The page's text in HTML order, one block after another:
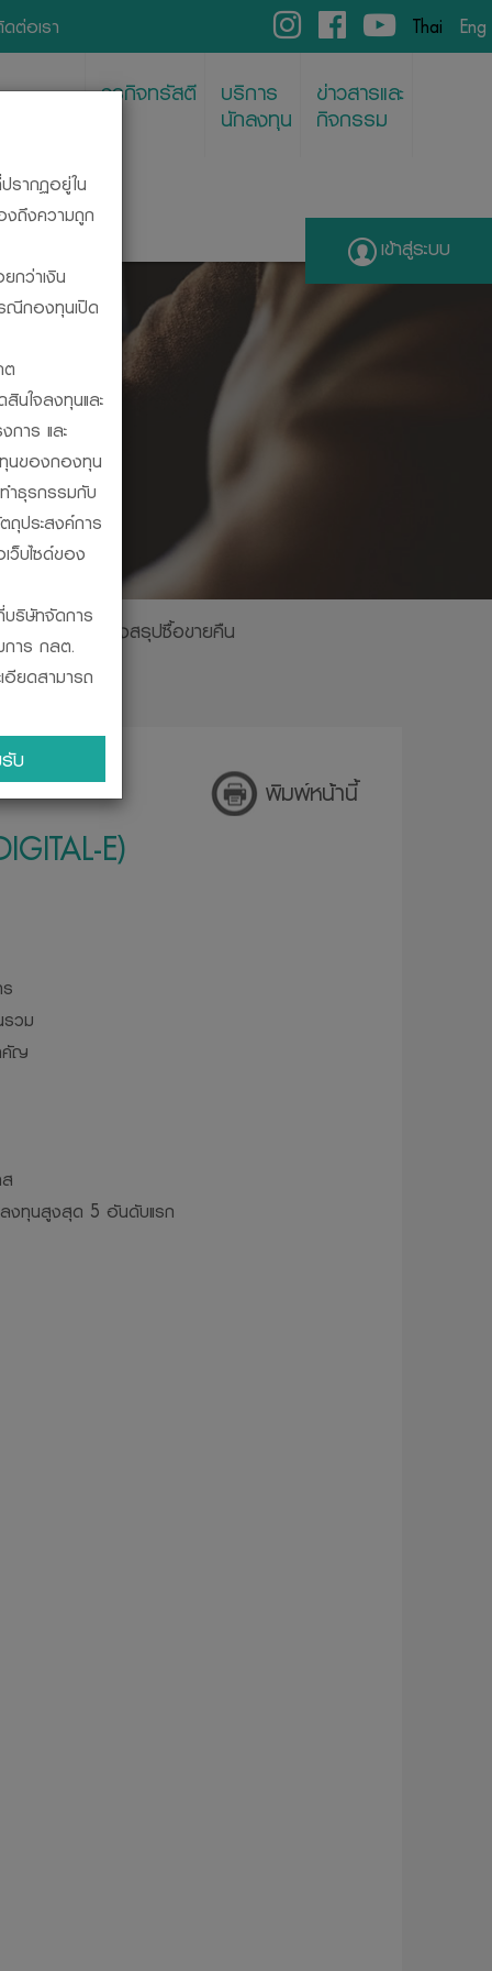
ต่อเรา Thai Eng
ธุรกิจทรัสตี บริการ
นักลงทุน
ข่าวสารและ
กิจกรรม
เข้าสู่ระบบ
ปันผล ตารางสรุปซื้อขายคืน
พิมพ์หน้านี้
E)
วม
คัญ
งทุนสูงสุด 5 อันดับแรก
รากฏอยู่ใน
งถึงความถูก
กว่าเงิน
รณีกองทุนเปิด
ต
นใจลงทุนและ
การ และ
นของกองทุน
ำธุรกรรมกับ
ถุประสงค์การ
ว็บไซด์ของ
ริษัทจัดการ
าร กลต.
ยดสามารถ
กพัน ในการ
ะทางการ
านของ
.ล.ต. ออก
รรยาบรรณ
แต่จะได้รับ
ม่รับผิดชอบ
บ